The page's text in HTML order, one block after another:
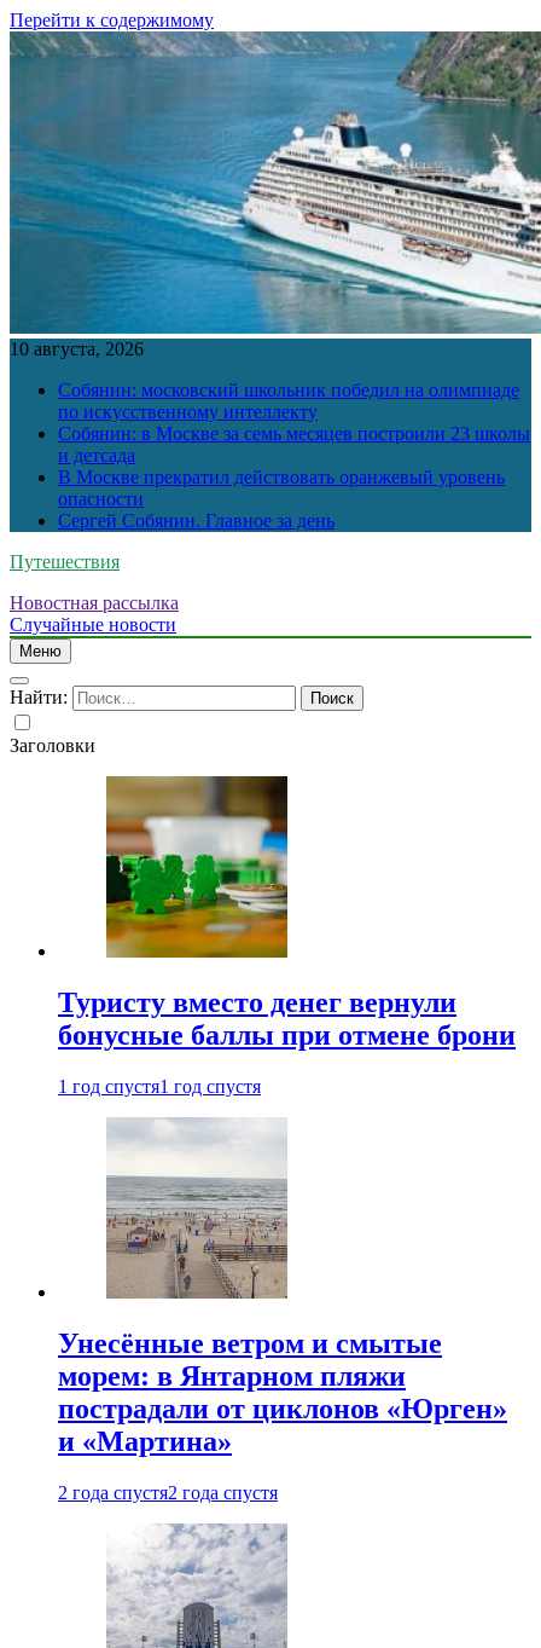
Перейти к содержимому
10 августа, 2026
Собянин: московский школьник победил на олимпиаде
по искусственному интеллекту
Собянин: в Москве за семь месяцев построили 23 школы
и детсада
В Москве прекратил действовать оранжевый уровень
опасности
Сергей Собянин. Главное за день
Путешествия
Новостная рассылка
Случайные новости
Меню
Найти:
Заголовки
Туристу вместо денег вернули
бонусные баллы при отмене брони
1 год спустя1 год спустя
Унесённые ветром и смытые
морем: в Янтарном пляжи
пострадали от циклонов «Юрген»
и «Мартина»
2 года спустя2 года спустя